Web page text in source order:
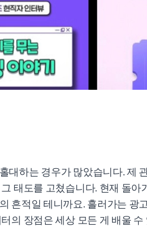
대하는 경우가 많았습니다. 제
태도를 고쳤습니다. 현재 돌아
흔적일 테니까요. 흘러가는 광
의 장점은 세상 모든 게 배울